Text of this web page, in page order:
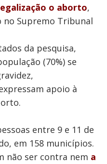
o aborto,
no Supremo Tribunal
da pesquisa,
(70%) se
apoio à
entre 9 e 11 de
em 158 municípios.
não ser contra nem a